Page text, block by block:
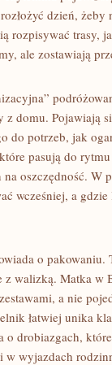
dzień,
rozpisywać trasy,
ale zostawiają
domu. Pojawiają
do potrzeb, jak
pasują do
oszczędność. W
wcześniej, a
o pakowaniu.
walizką. Matka w
a nie
łatwiej unika
o drobiazgach,
wyjazdach